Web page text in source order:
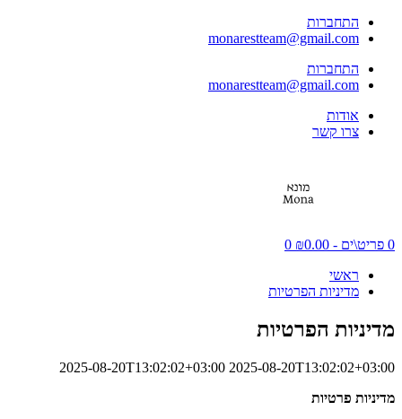
התחברות
monarestteam@gmail.com
התחברות
monarestteam@gmail.com
אודות
צרו קשר
0 פריט\ים - ₪0.00
0
ראשי
מדיניות הפרטיות
מדיניות הפרטיות
2025-08-20T13:02:02+03:00 2025-08-20T13:02:02+03:00
מדיניות פרטיות